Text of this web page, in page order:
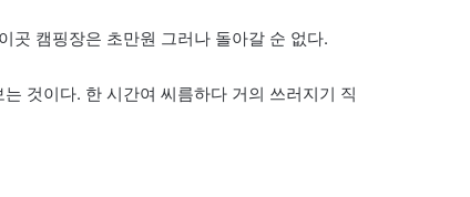
곳 캠핑장은 초만원 그러나 돌아갈 순 없다.
것이다. 한 시간여 씨름하다 거의 쓰러지기 직